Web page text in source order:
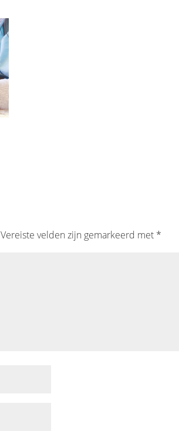
Vereiste velden zijn gemarkeerd met *